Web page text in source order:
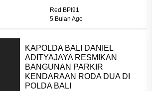
Darul Ihsan, Tanjung...
Red BPI91
5 Bulan Ago
KAPOLDA BALI DANIEL
ADITYAJAYA RESMIKAN
BANGUNAN PARKIR
KENDARAAN RODA DUA DI
POLDA BALI